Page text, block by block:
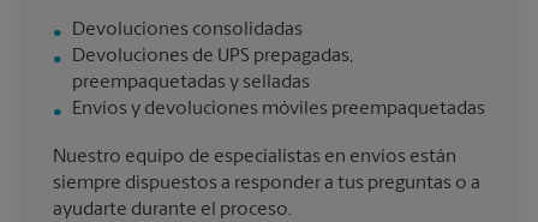
Devoluciones consolidadas
Devoluciones de UPS prepagadas,
preempaquetadas y selladas
Envíos y devoluciones móviles preempaquetadas
Nuestro equipo de especialistas en envíos están
siempre dispuestos a responder a tus preguntas o a
ayudarte durante el proceso.